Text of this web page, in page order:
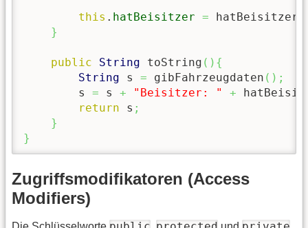
this . hatBeisitzer = hatBeisitzer
}
public String toString ( ) {
String s = gibFahrzeugdaten ( ) ;
        s
= s + "Beisitzer: " +
return s ;
}
}
Zugriffsmodifikatoren (Access
Modifiers)